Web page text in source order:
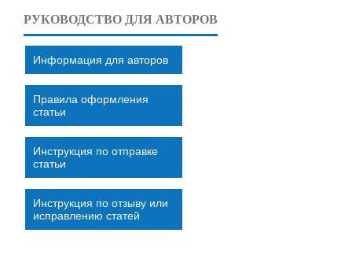
РУКОВОДСТВО ДЛЯ АВТОРОВ
Информация для авторов
Правила оформления
статьи
Инструкция по отправке
статьи
Инструкция по отзыву или
исправлению статей